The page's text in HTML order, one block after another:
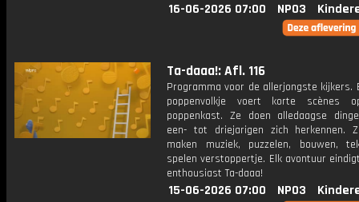
16-06-2026 07:00 NPO3
Ta-daaa!: Afl. 116
Programma voor de allerjongste kijkers.
poppenvolkje voert korte scènes
poppenkast. Ze doen alledaagse
een- tot driejarigen zich herkennen.
maken muziek, puzzelen, bouwen,
spelen verstoppertje. Elk avontuur
enthousiast Ta-daaa!
15-06-2026 07:00 NPO3